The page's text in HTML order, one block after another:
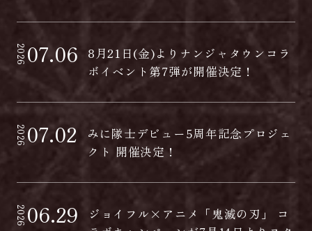
202607.06
8月21日(金)よりナンジャタウンコラ
ボイベント第7弾が開催決定！
202607.02
みに隊士デビュー5周年記念プロジェ
クト 開催決定！
202606.29
ジョイフル×アニメ「鬼滅の刃」 コ